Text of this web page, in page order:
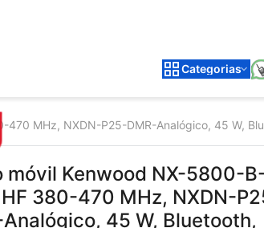
Categorias
MHz, NXDN-P25-DMR-Analógico, 45 W,
móvil Kenwood NX-5800-
380-470 MHz, NXDN-
Analógico, 45 W, Bluetooth,